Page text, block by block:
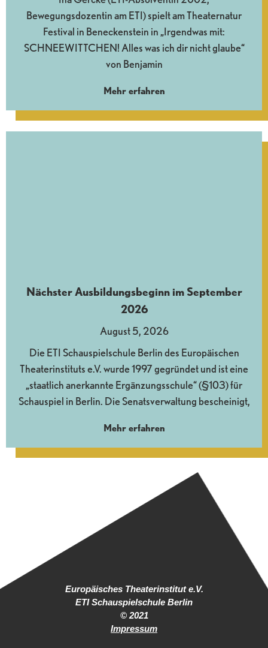
Bewegungsdozentin am ETI) spielt am Theaternatur
Festival in Beneckenstein in „Irgendwas mit:
SCHNEEWITTCHEN! Alles was ich dir nicht glaube“
von Benjamin
Mehr erfahren
Nächster Ausbildungsbeginn im September
2026
August 5, 2026
Die ETI Schauspielschule Berlin des Europäischen
Theaterinstituts e.V. wurde 1997 gegründet und ist eine
„staatlich anerkannte Ergänzungsschule“ (§103) für
Schauspiel in Berlin. Die Senatsverwaltung bescheinigt,
Mehr erfahren
Europäisches Theaterinstitut e.V.
ETI Schauspielschule Berlin
© 2021
Impressum